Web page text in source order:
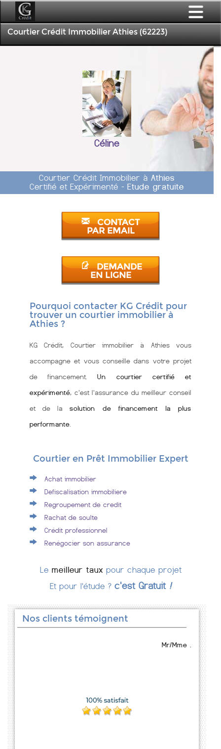
Courtier Crédit Immobilier Athies (62223)
Céline
Courtier Crédit Immobilier à Athies
Certifié et Expérimenté - Etude gratuite
CONTACT
PAR EMAIL
DEMANDE
EN LIGNE
Pourquoi contacter KG Crédit pour
trouver un courtier immobilier à
Athies ?
KG Crédit, Courtier immobilier à Athies vous
accompagne et vous conseille dans votre projet
de financement.Un courtier certifié et
expérimenté, c'est l'assurance du meilleur conseil
et de lasolution de financement la plus
performante
Courtier en Prêt Immobilier Expert
Achat immobilier
Defiscalisation immobiliere
Regroupement de credit
Rachat de soulte
Crédit professionnel
Renégocier son assurance
Le meilleur taux pour chaque projet
Et pour l'étude ? c'est Gratuit !
Nos clients témoignent
Mr/Mme .